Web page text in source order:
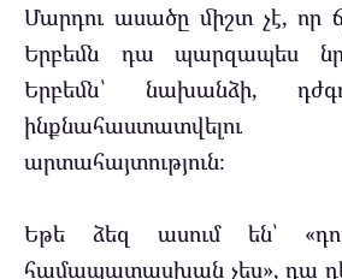
Մարդու ասածը միշտ չէ, որ
Երբեմն դա պարզապես
Երբեմն՝ նախանձի,
արտահայտություն։
Եթե ձեզ ասում են՝
համապատասխան չես», դա